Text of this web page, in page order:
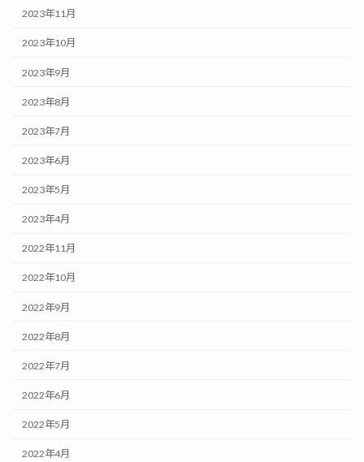
2023年11月
2023年10月
2023年9月
2023年8月
2023年7月
2023年6月
2023年5月
2023年4月
2022年11月
2022年10月
2022年9月
2022年8月
2022年7月
2022年6月
2022年5月
2022年4月